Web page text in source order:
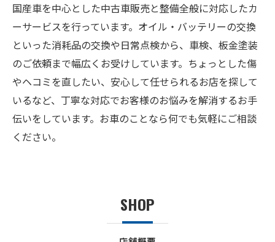
国産車を中心とした中古車販売と整備全般に対応したカ
ーサービスを行っています。オイル・バッテリーの交換
といった消耗品の交換や日常点検から、車検、板金塗装
のご依頼まで幅広くお受けしています。ちょっとした傷
やヘコミを直したい、安心して任せられるお店を探して
いるなど、丁寧な対応でお客様のお悩みを解消するお手
伝いをしています。お車のことなら何でも気軽にご相談
ください。
SHOP